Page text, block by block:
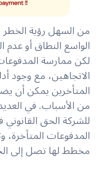
من السهل رؤية الخطر
الواسع النطاق أو عدم
لكن ممارسة
الاتجاهين، مع وجود
المتأخرين يمكن أن
من الأسباب. في
للشركة الحق
المدفوعات
مخطط لها تصل إلى